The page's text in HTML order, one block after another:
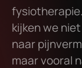
kijken we
naar
maar vooral